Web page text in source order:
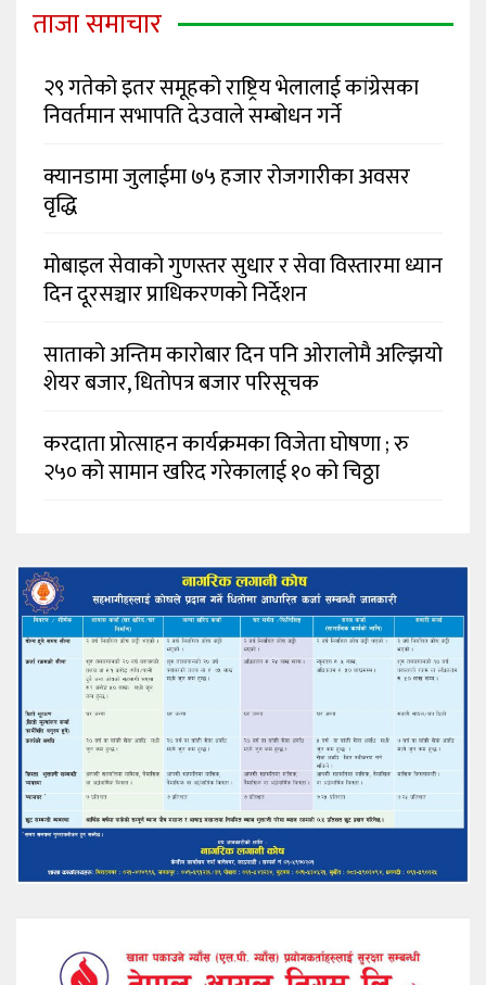
ताजा समाचार
२९ गतेको इतर समूहको राष्ट्रिय भेलालाई कांग्रेसका
निवर्तमान सभापति देउवाले सम्बोधन गर्ने
क्यानडामा जुलाईमा ७५ हजार रोजगारीका अवसर
वृद्धि
मोबाइल सेवाको गुणस्तर सुधार र सेवा विस्तारमा ध्यान
दिन दूरसञ्चार प्राधिकरणको निर्देशन
साताको अन्तिम कारोबार दिन पनि ओरालोमै अल्झियो
शेयर बजार, धितोपत्र बजार परिसूचक
करदाता प्रोत्साहन कार्यक्रमका विजेता घोषणा ; रु
२५० को सामान खरिद गरेकालाई १० को चिठ्ठा